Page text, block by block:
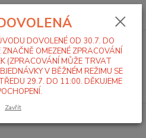
Menu
Hledat
0,00 Kč
DOVOLENÉ OD 30.7. DO
OMEZENÉ ZPRACOVÁNÍ
(ZPRACOVÁNÍ MŮŽE TRVAT
V BĚŽNÉM REŽIMU SE
29.7. DO 11:00. DĚKUJEME
Zavřít